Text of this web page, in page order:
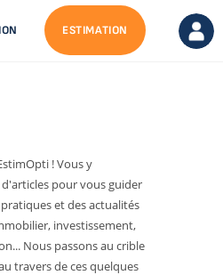
ESTIMATION
! Vous y
pour vous guider
et des actualités
investissement,
Nous passons au crible
travers de ces quelques